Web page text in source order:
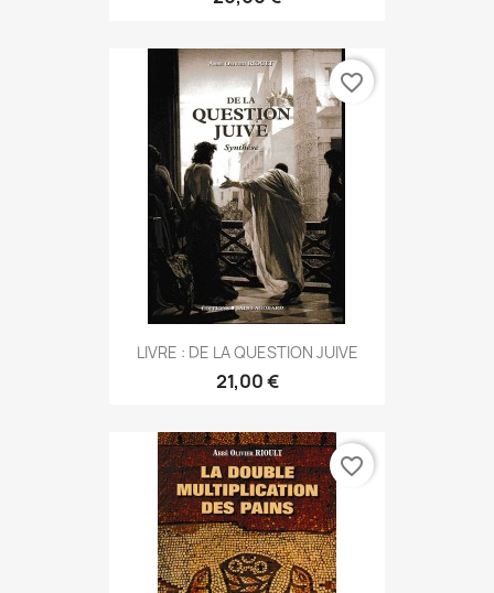
LIVRE : DE LA QUESTION JUIVE
21,00 €
favorite_border
favorite_border